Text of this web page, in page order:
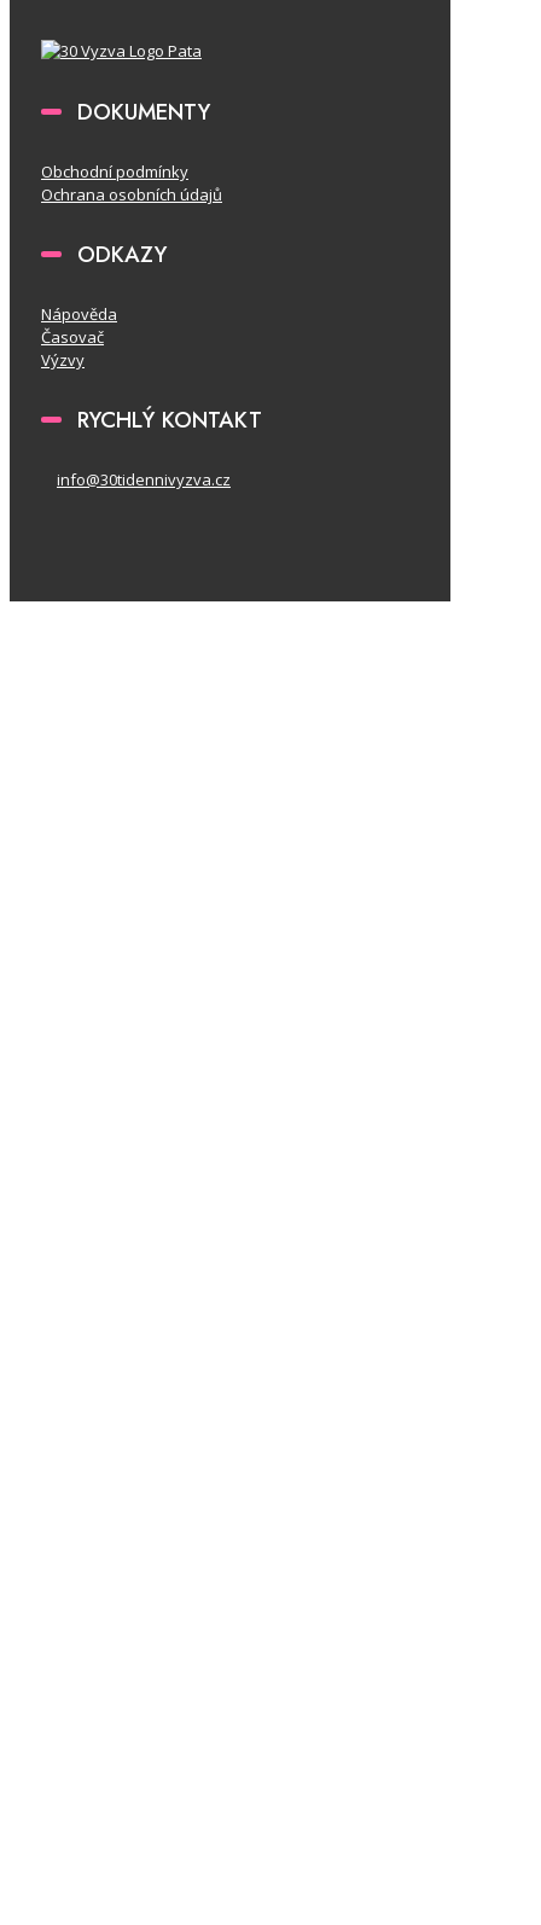
DOKUMENTY
Obchodní podmínky
Ochrana osobních údajů
ODKAZY
Nápověda
Časovač
Výzvy
RYCHLÝ KONTAKT
info@30tidennivyzva.cz